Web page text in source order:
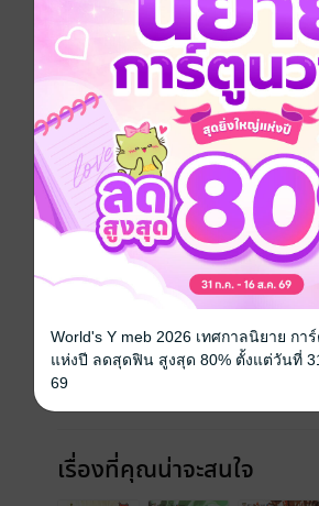
ฮ้งเซี่ยวเจียะ ผู้กล้าพญายม มือปรา
ประเภทไฟล์
วันที่วางขาย
ความยาว
ราคาปก 300 บ
เล่มอื่นๆ ในซีรีส์
เรื่องที่คุณน่าจะสนใจ
World's Y meb 2026 เทศกาลนิยาย กา
แห่งปี ลดสุดฟิน สูงสุด 80% ตั้งแต่วันที่
69